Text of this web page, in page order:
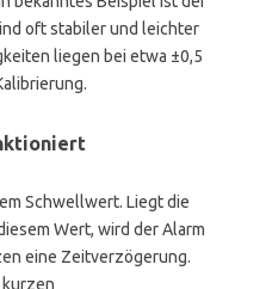
oft stabiler und leichter
liegen bei etwa ±0,5
Schwellwert. Liegt die
Wert, wird der Alarm
eine Zeitverzögerung.